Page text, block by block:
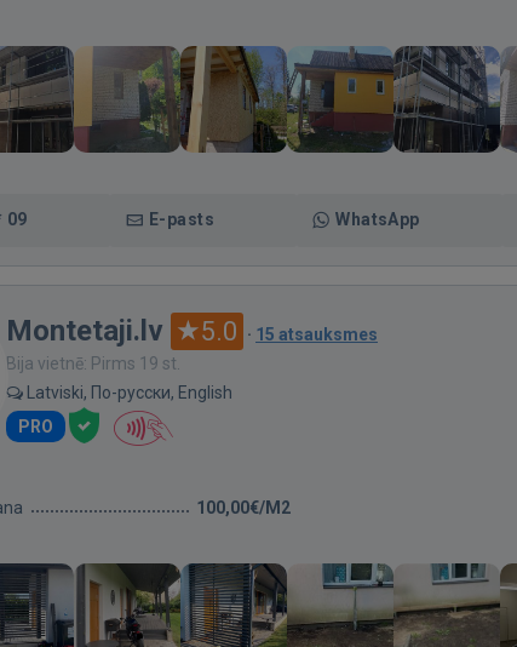
09 E-pasts WhatsApp
Montetaji.lv 5.0 · 15 atsauksmes
Bija vietnē: Pirms 19 st.
Latviski, По-русски, English
PRO
100,00€/M2